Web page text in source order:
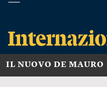
IL NUOVO DE MAURO